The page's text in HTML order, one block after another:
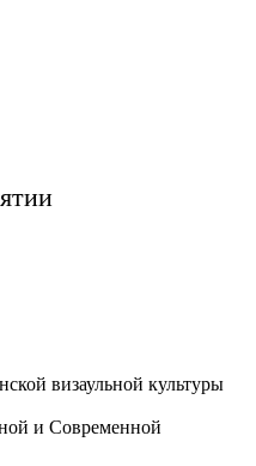
визаульной культуры
и Современной